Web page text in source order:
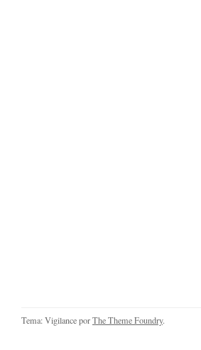
Tema: Vigilance porThe Theme Foundry.